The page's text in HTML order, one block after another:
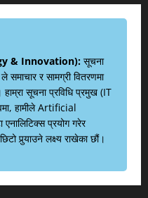
& Innovation): सूचना
र सामग्री वितरणमा
सूचना प्रविधि प्रमुख (IT
हामीले Artificial
प्रयोग गरेर
पुर्‍याउने लक्ष्य राखेका छौं।